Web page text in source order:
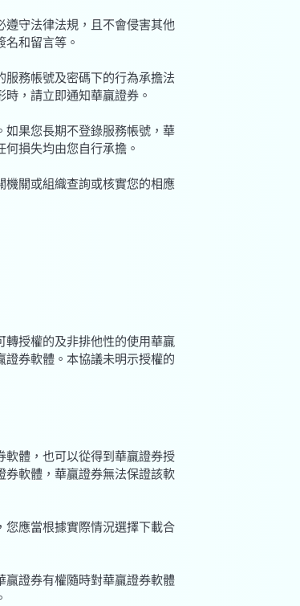
遵守法律法規，且不會侵害其他
和留言等。
服務帳號及密碼下的行為承擔法
，請立即通知華贏證券。
如果您長期不登錄服務帳號，華
損失均由您自行承擔。
機關或組織查詢或核實您的相應
授權的及非排他性的使用華贏
券軟體。本協議未明示授權的
軟體，也可以從得到華贏證券授
軟體，華贏證券無法保證該軟
您應當根據實際情況選擇下載合
贏證券有權隨時對華贏證券軟體